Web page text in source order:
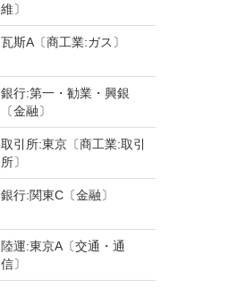
維〕
瓦斯A〔商工業:ガス〕
銀行:第一・勧業・興銀
〔金融〕
取引所:東京〔商工業:取引
所〕
銀行:関東C〔金融〕
陸運:東京A〔交通・通
信〕